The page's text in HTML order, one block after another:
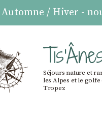
Automne / Hiver -
Séjours nature et
les Alpes et le golfe
Tropez